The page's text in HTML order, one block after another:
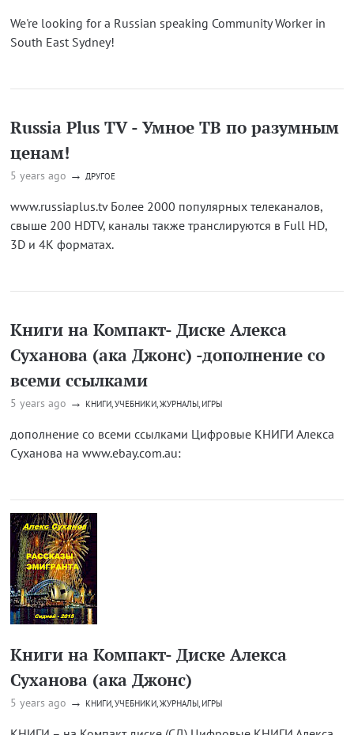
We're looking for a Russian speaking Community Worker in
South East Sydney!
Russia Plus TV - Умное ТВ по разумным
ценам!
5 years ago → ДРУГОЕ
www.russiaplus.tv Более 2000 популярных телеканалов,
свыше 200 HDTV, каналы также транслируются в Full HD,
3D и 4K форматах.
Книги на Компакт- Диске Алекса
Суханова (ака Джонс) -дополнение со
всеми ссылками
5 years ago → КНИГИ, УЧЕБНИКИ, ЖУРНАЛЫ, ИГРЫ
дополнение со всеми ссылками Цифровые КНИГИ Алекса
Суханова на www.ebay.com.au:
Книги на Компакт- Диске Алекса
Суханова (ака Джонс)
5 years ago → КНИГИ, УЧЕБНИКИ, ЖУРНАЛЫ, ИГРЫ